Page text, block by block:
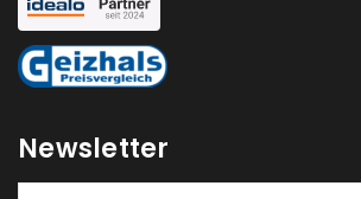
Newsletter